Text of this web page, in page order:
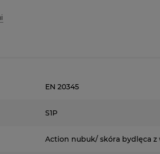
EN 20345
S1P
Action nubuk/ skóra bydlęca